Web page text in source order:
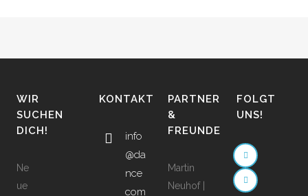
WIR
SUCHEN
DICH!
Ne
ue
KONTAKT
info
@da
nce
com
PARTNER
&
FREUNDE
Martin
Neuhof |
FOLGT
UNS!